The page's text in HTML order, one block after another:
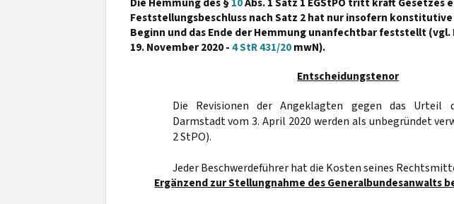
Feststellungsbeschluss nach Satz 2 hat nur insofern
Beginn und das Ende der Hemmung unanfechtbar feststellt (vgl.
19. November 2020 -4 StR 431/20mwN).
Entscheidungstenor
Die Revisionen der Angeklagten gegen das Urteil
Darmstadt vom 3. April 2020 werden als unbegründet
2 StPO).
Jeder Beschwerdeführer hat die Kosten seines
Ergänzend zur Stellungnahme des Generalbundesanwalts